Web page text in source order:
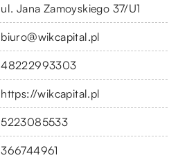
ul. Jana Zamoyskiego 37/U1
biuro@wikcapital.pl
48222993303
https://wikcapital.pl
5223085533
366744961